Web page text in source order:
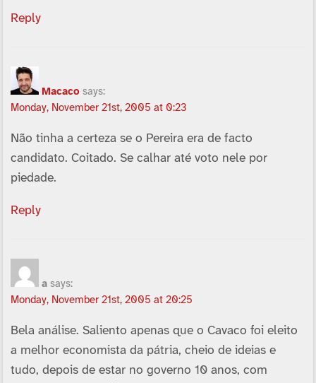
Reply
Macaco says:
Monday, November 21st, 2005 at 0:23
Não tinha a certeza se o Pereira era de facto
candidato. Coitado. Se calhar até voto nele por
piedade.
Reply
a says:
Monday, November 21st, 2005 at 20:25
Bela análise. Saliento apenas que o Cavaco foi eleito
a melhor economista da pátria, cheio de ideias e
tudo, depois de estar no governo 10 anos, com